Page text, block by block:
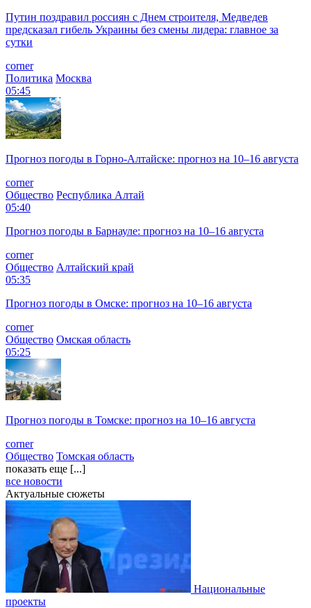
Путин поздравил россиян с Днем строителя, Медведев
предсказал гибель Украины без смены лидера: главное за
сутки
corner
Политика Москва
05:45
Прогноз погоды в Горно-Алтайске: прогноз на 10–16 августа
corner
Общество Республика Алтай
05:40
Прогноз погоды в Барнауле: прогноз на 10–16 августа
corner
Общество Алтайский край
05:35
Прогноз погоды в Омске: прогноз на 10–16 августа
corner
Общество Омская область
05:25
Прогноз погоды в Томске: прогноз на 10–16 августа
corner
Общество Томская область
показать еще [...]
все новости
Актуальные сюжеты
Национальные
проекты